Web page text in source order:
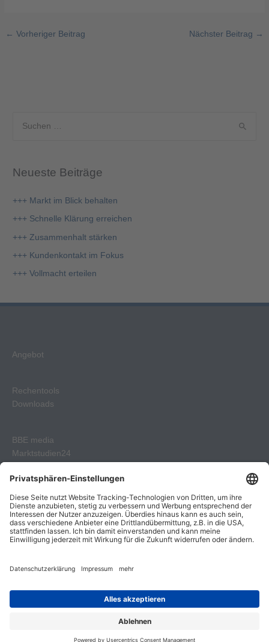
← Vorheriger Beitrag Nächster Beitrag →
h
c
h
Neueste Beiträge
+++ Markt im Blick behalten
+++ Schnelle Klärung erreichen
+++ Zusammenhalt stärken
+++ Kundenkontakt im Fokus
+++ Vollmacht erteilen
Angebot
Rechentools
Downloads
BBE media
Marktstudien24
Lebensmittel Praxis Verlag
Kontakt
Impressum
Datenschutzerklärung